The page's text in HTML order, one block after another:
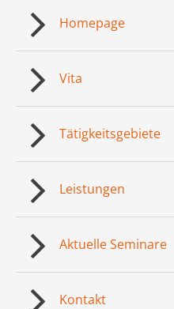
Homepage
Vita
Tätigkeitsgebiete
Leistungen
Aktuelle Seminare
Kontakt